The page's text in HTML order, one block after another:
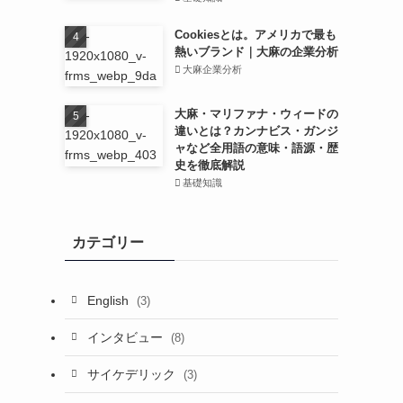
Cookiesとは。アメリカで最も
熱いブランド｜大麻の企業分析
大麻企業分析
大麻・マリファナ・ウィードの
違いとは？カンナビス・ガンジ
ャなど全用語の意味・語源・歴
史を徹底解説
基礎知識
カテゴリー
English (3)
インタビュー (8)
サイケデリック (3)